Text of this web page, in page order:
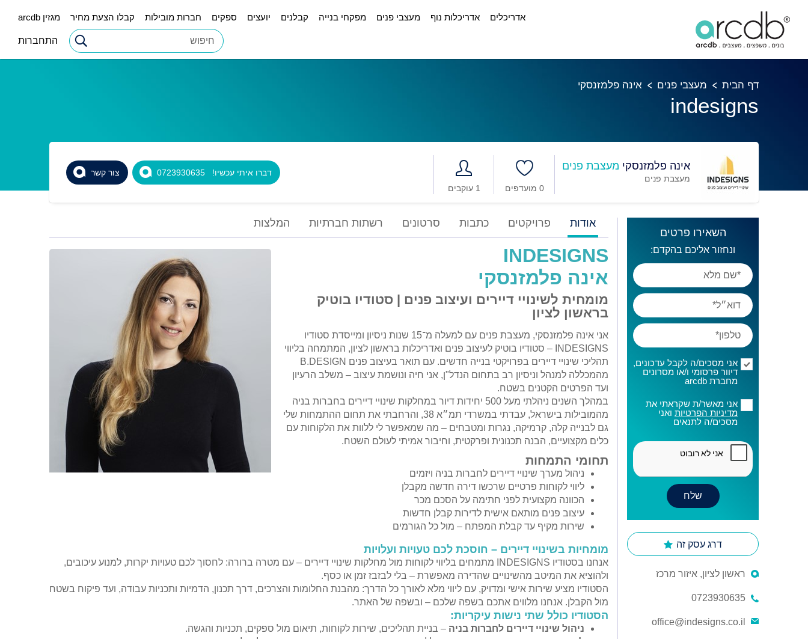
אדריכלים אדריכלות נוף מעצבי פנים מפקחי בנייה קבלנים יועצים ספקים חברות מובילות קבלו הצעת מחיר מגזין arcdb
התחברות
דף הבית מעצבי פנים אינה פלמזנסקי
indesigns
אינה פלמזנסקי מעצבת פנים
מעצבת פנים
1 עוקבים
0 מועדפים
צור קשר דברו איתי עכשיו! 0723930635
השאירו פרטים
ונחזור אליכם בהקדם:
אני מסכים/ה לקבל עדכונים,
דיוור פרסומי ו/או מסרונים
מחברת arcdb
אני מאשר/ת שקראתי את
מדיניות הפרטיות ואני
מסכים/ה לתנאים
דרג עסק זה
ראשון לציון, איזור מרכז
0723930635
office@indesigns.co.il
אודות פרויקטים כתבות סרטונים רשתות חברתיות המלצות
INDESIGNS
אינה פלמזנסקי
מומחית לשינויי דיירים ועיצוב פנים | סטודיו בוטיק
בראשון לציון
אני אינה פלמזנסקי, מעצבת פנים עם למעלה מ־15 שנות ניסיון ומייסדת סטודיו
INDESIGNS – סטודיו בוטיק לעיצוב פנים ואדריכלות בראשון לציון, המתמחה בליווי
תהליכי שינויי דיירים בפרויקטי בנייה חדשים. עם תואר בעיצוב פנים B.DESIGN
מהמכללה למנהל וניסיון רב בתחום הנדל"ן, אני חיה ונושמת עיצוב – משלב הרעיון
ועד הפרטים הקטנים בשטח.
במהלך השנים ניהלתי מעל 500 יחידות דיור במחלקות שינויי דיירים בחברות בניה
מהמובילות בישראל, עבדתי במשרדי תמ״א 38, והרחבתי את תחום ההתמחות שלי
גם לבנייה קלה, קרמיקה, נגרות ומטבחים – מה שמאפשר לי ללוות את הלקוחות עם
כלים מקצועיים, הבנה תכנונית ופרקטית, וחיבור אמיתי לעולם השטח.
תחומי התמחות
ניהול מערך שינויי דיירים לחברות בניה ויזמים
ליווי לקוחות פרטיים שרכשו דירה חדשה מקבלן
הכוונה מקצועית לפני חתימה על הסכם מכר
עיצוב פנים מותאם אישית לדירות קבלן חדשות
שירות מקיף עד קבלת המפתח – מול כל הגורמים
מומחיות בשינויי דיירים – חוסכת לכם טעויות ועלויות
אנחנו בסטודיו INDESIGNS מתמחים בליווי לקוחות מול מחלקות שינויי דיירים – עם מטרה ברורה: לחסוך לכם טעויות יקרות, למנוע עיכובים,
ולהוציא את המיטב מהשינויים שהדירה מאפשרת – בלי לבזבז זמן או כסף.
הסטודיו מציע שירות אישי ומדויק, עם ליווי מלא לאורך כל הדרך: מהבנת החלומות והצרכים, דרך תכנון, הדמיות ותכניות עבודה, ועד פיקוח בשטח
מול הקבלן. אנחנו מלווים אתכם בשפה שלכם – ובשפה של האתר.
הסטודיו כולל שתי נישות עיקריות:
ניהול שינויי דיירים לחברות בניה – בניית תהליכים, שירות לקוחות, תיאום מול ספקים, תכניות והגשה.